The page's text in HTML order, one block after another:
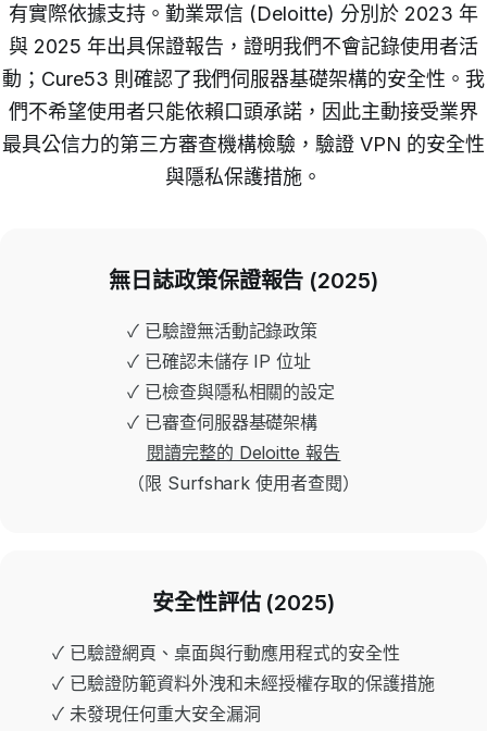
有實際依據支持。勤業眾信 (Deloitte) 分別於 2023 年
與 2025 年出具保證報告，證明我們不會記錄使用者活
動；Cure53 則確認了我們伺服器基礎架構的安全性。我
們不希望使用者只能依賴口頭承諾，因此主動接受業界
最具公信力的第三方審查機構檢驗，驗證 VPN 的安全性
與隱私保護措施。
無日誌政策保證報告 (2025)
✓ 已驗證無活動記錄政策
✓ 已確認未儲存 IP 位址
✓ 已檢查與隱私相關的設定
✓ 已審查伺服器基礎架構
閱讀完整的 Deloitte 報告
（限 Surfshark 使用者查閱）
安全性評估 (2025)
✓ 已驗證網頁、桌面與行動應用程式的安全性
✓ 已驗證防範資料外洩和未經授權存取的保護措施
✓ 未發現任何重大安全漏洞